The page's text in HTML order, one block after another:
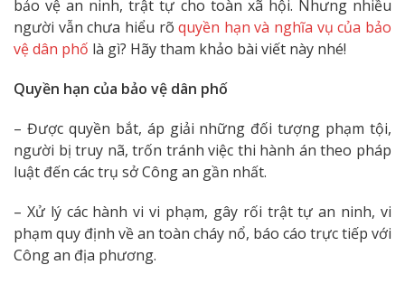
bảo vệ an ninh, trật tự cho toàn xã hội. Nhưng nhiều
người vẫn chưa hiểu rõquyền hạn và nghĩa vụ của bảo
vệ dân phố là gì? Hãy tham khảo bài viết này nhé!
Quyền hạn của bảo vệ dân phố
– Được quyền bắt, áp giải những đối tượng phạm tội,
người bị truy nã, trốn tránh việc thi hành án theo pháp
luật đến các trụ sở Công an gần nhất.
– Xử lý các hành vi vi phạm, gây rối trật tự an ninh, vi
phạm quy định về an toàn cháy nổ, báo cáo trực tiếp với
Công an địa phương.